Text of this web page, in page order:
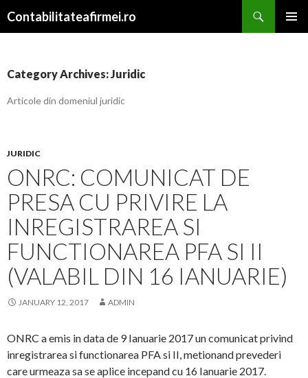
Contabilitateafirmei.ro
Category Archives: Juridic
Articole din domeniul juridic
JURIDIC
ONRC: COMUNICAT DE
PRESA CU PRIVIRE LA
INREGISTRAREA SI
FUNCTIONAREA PFA SI II
(VALABIL DIN 16 IANUARIE)
JANUARY 12, 2017 ADMIN
ONRC a emis in data de 9 Ianuarie 2017 un comunicat privind
inregistrarea si functionarea PFA si II, metionand prevederi
care urmeaza sa se aplice incepand cu 16 Ianuarie 2017.